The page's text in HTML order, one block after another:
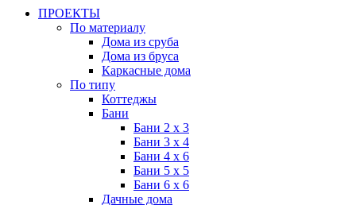
ПРОЕКТЫ
По материалу
Дома из сруба
Дома из бруса
Каркасные дома
По типу
Коттеджы
Бани
Бани 2 x 3
Бани 3 x 4
Бани 4 x 6
Бани 5 x 5
Бани 6 x 6
Дачные дома